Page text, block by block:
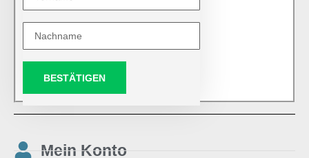
BESTÄTIGEN
Mein Konto